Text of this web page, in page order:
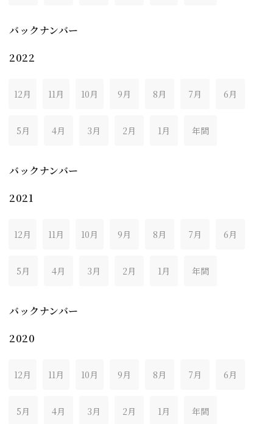
バックナンバー
2022
12月 11月 10月 9月 8月 7月 6月
5月 4月 3月 2月 1月 年間
バックナンバー
2021
12月 11月 10月 9月 8月 7月 6月
5月 4月 3月 2月 1月 年間
バックナンバー
2020
12月 11月 10月 9月 8月 7月 6月
5月 4月 3月 2月 1月 年間